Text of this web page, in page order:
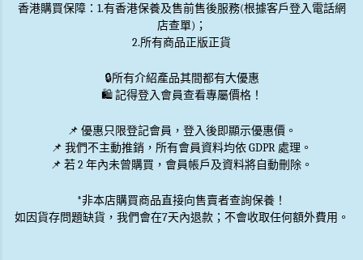
香港購買保障：1.有香港保養及售前售後服務(根據客戶登入電話網
店查單)；
2.所有商品正版正貨
🔒所有介紹產品其間都有大優惠
🛍️ 記得登入會員查看專屬價格！
📌 優惠只限登記會員 ，登入後即顯示優惠價。
📌 我們不主動推銷 ，所有會員資料均依 GDPR 處理。
📌 若 2 年內未曾購買，會員帳戶及資料將自動刪除。
*非本店購買商品直接向售賣者查詢保養！
如因貨存問題缺貨，我們會在7天內退款；不會收取任何額外費用。